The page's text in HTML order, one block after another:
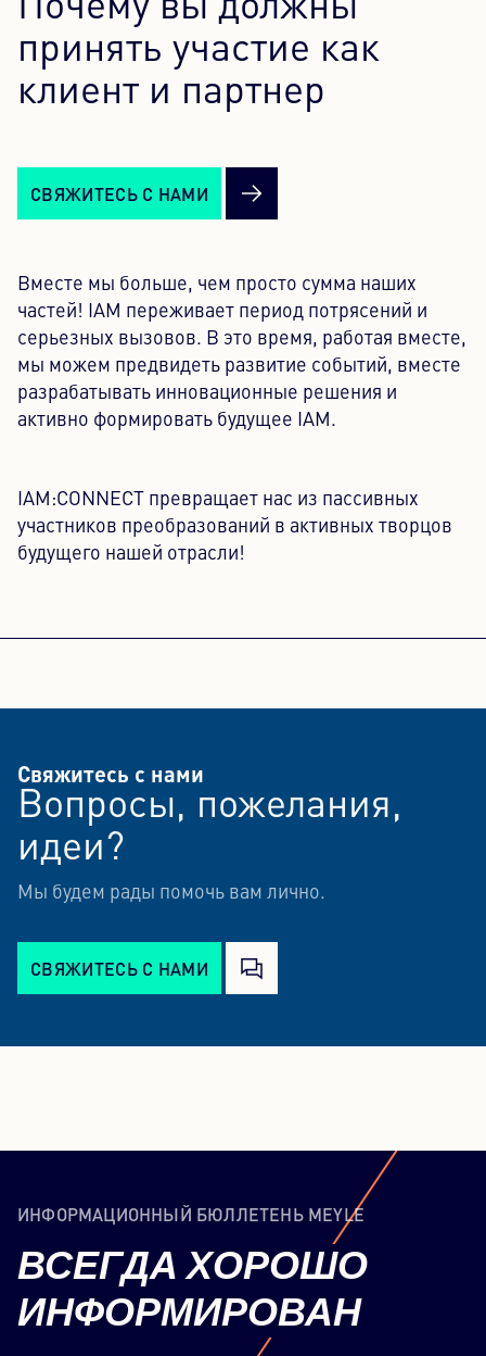
Почему вы должны
принять участие как
клиент и партнер
СВЯЖИТЕСЬ С НАМИ
Вместе мы больше, чем просто сумма наших
частей! IAM переживает период потрясений и
серьезных вызовов. В это время, работая вместе,
мы можем предвидеть развитие событий, вместе
разрабатывать инновационные решения и
активно формировать будущее IAM.
IAM:CONNECT превращает нас из пассивных
участников преобразований в активных творцов
будущего нашей отрасли!
Свяжитесь с нами
Вопросы, пожелания,
идеи?
Мы будем рады помочь вам лично.
СВЯЖИТЕСЬ С НАМИ
ИНФОРМАЦИОННЫЙ БЮЛЛЕТЕНЬ MEYLE
ВСЕГДА ХОРОШО
ИНФОРМИРОВАН